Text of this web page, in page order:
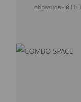
образцовый Hi-